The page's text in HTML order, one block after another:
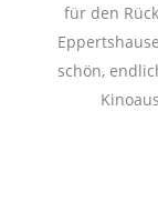
für den
schön,